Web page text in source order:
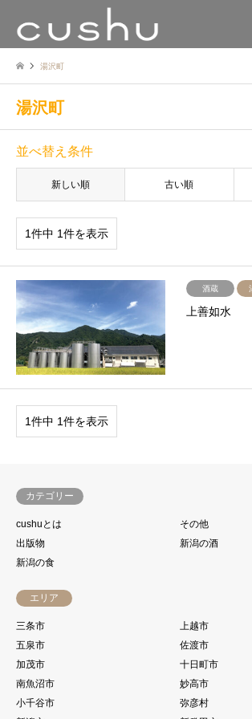
湯沢町
湯沢町
並べ替え条件
新しい順 古い順
1件中 1件を表示
酒蔵
上善如水
1件中 1件を表示
カテゴリー
cushuとは
その他
出版物
新潟の酒
新潟の食
エリア
三条市
上越市
五泉市
佐渡市
加茂市
十日町市
南魚沼市
妙高市
小千谷市
弥彦村